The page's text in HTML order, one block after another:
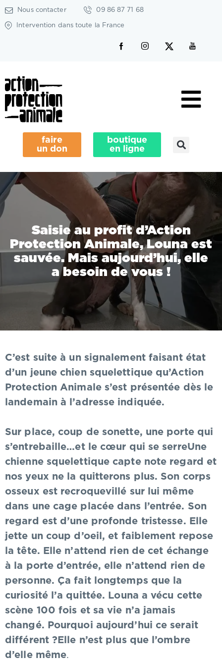
Nous contacter 09 86 87 71 68
Intervention dans toute la France
faire
un don
boutique
en ligne
Saisie au profit d’Action
Protection Animale, Louna est
sauvée. Mais aujourd’hui, elle
a besoin de vous !
C’est suite à un signalement faisant état
d’un jeune chien squelettique qu’Action
Protection Animale s’est présentée dès le
landemain à l’adresse indiquée.
Sur place, coup de sonette, une porte qui
s’entrebaille…et le cœur qui se serreUne
chienne squelettique capte note regard et
nos yeux ne la quitterons plus. Son corps
osseux est recroquevillé sur lui même
dans une cage placée dans l’entrée. Son
regard est d’une profonde tristesse. Elle
jette un coup d’oeil, et faiblement repose
la tête. Elle n’attend rien de cet échange
à la porte d’entrée, elle n’attend rien de
personne. Ça fait longtemps que la
curiosité l’a quittée. Louna a vécu cette
scène 100 fois et sa vie n’a jamais
changé. Pourquoi aujourd’hui ce serait
différent ?Elle n’est plus que l’ombre
d’elle même.